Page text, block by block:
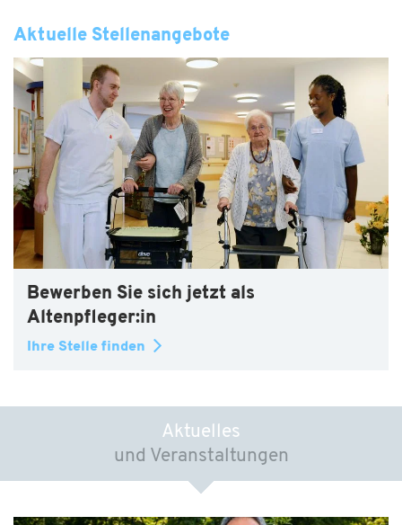
Aktuelle Stellenangebote
Bewerben Sie sich jetzt als
Altenpfleger:in
Ihre Stelle finden
Aktuelles
und Veranstaltungen